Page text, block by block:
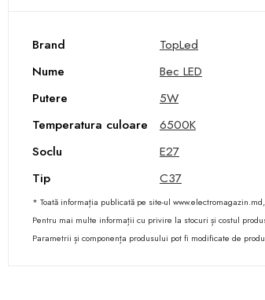
Brand
TopLed
Nume
Bec LED
Putere
5W
Temperatura culoare
6500K
Soclu
E27
Tip
C37
* Toată informația publicată pe site-ul
Pentru mai multe informații cu privire la stocuri și costul
Parametrii și componența produsului pot fi modificate de